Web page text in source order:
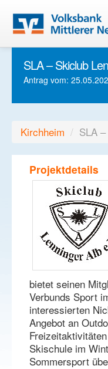
Startseite
Informationen
SLA – Skiclub
Antrag vom:
Kirchheim / SLA
Projektdetails
bietet seinen
Verbunds Sport
interessierten
Angebot an
Skischule im
Sommersport